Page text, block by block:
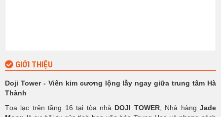
GIỚI THIỆU
Doji Tower - Viên kim cương lộng lẫy ngay giữa trung tâm Hà
Thành
Tọa lạc trên tầng 16 tại tòa nhà DOJI TOWER, Nhà hàngJade